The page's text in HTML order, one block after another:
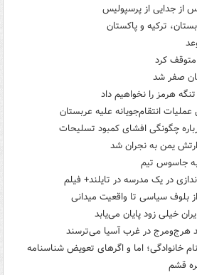
از جدایی از پرسپولیس
ترکیه و پاکستان
متوقف کرد
صفر شد
هرمز را نخواهیم داد
انتقام‌جویانه علیه عربستان
چگونگی افشای کمبود تسلیحات
یمن به نجران شد
جاسوس تیم
بلوف سیاسی تا واقعیت میدانی
خیلی زود پایان می‌یابد
هرج‌ومرج در غرب آسیا می‌ترسند
خانوادگی؛ اما و اگرهای تعویض شناسنامه
قشم